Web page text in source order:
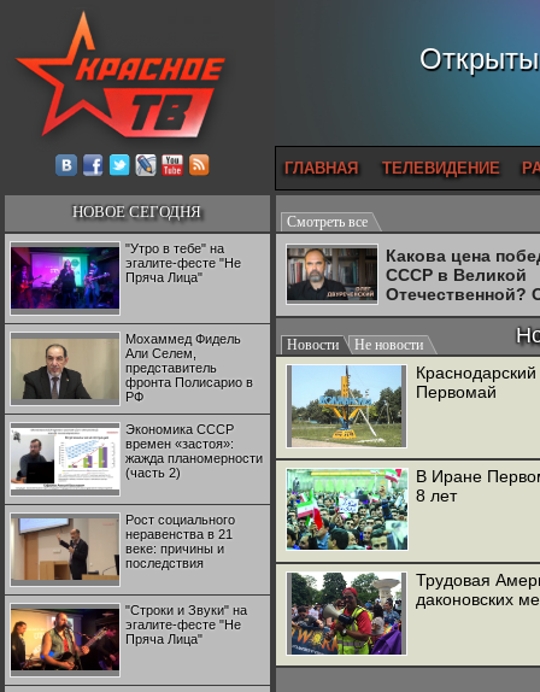
ГЛАВНАЯ ТЕЛЕВИДЕНИЕ
НОВОЕ СЕГОДНЯ
"Утро в тебе" на
эгалите-фесте "Не
Пряча Лица"
Мохаммед Фидель
Али Селем,
представитель
фронта Полисарио в
РФ
Экономика СССР
времен «застоя»:
жажда планомерности
(часть 2)
Рост социального
неравенства в 21
веке: причины и
последствия
"Строки и Звуки" на
эгалите-фесте "Не
Пряча Лица"
Смотреть все
Какова цена
СССР в Великой
Отечественной?
Двуреченский о
потерянной
Новости Не новости
Первомай
В Иране
8 лет
Трудовая
даконовских